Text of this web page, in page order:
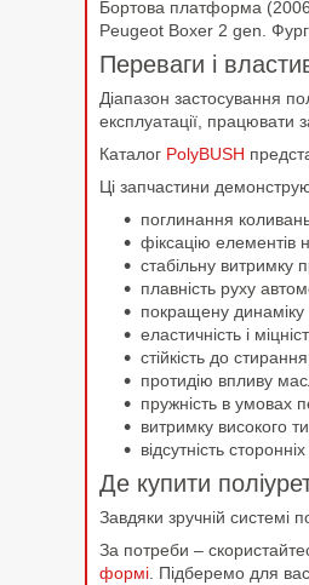
Бортова платформа
Peugeot Boxer 2 gen.
Переваги і
Діапазон застосування
експлуатації, працювати
Каталог PolyBUSH
Ці запчастини
поглинання коливань
фіксацію елементів
стабільну витримку
плавність руху
покращену динаміку
еластичність і
стійкість до
протидію впливу
пружність в умовах
витримку високого
відсутність
Де купити
Завдяки зручній системі
За потреби –
формі. Підберемо для